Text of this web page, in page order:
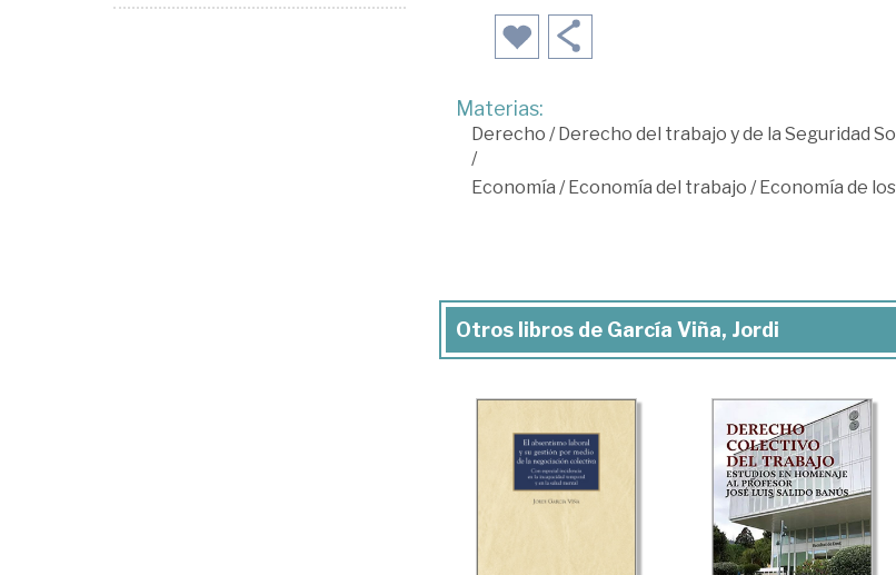
Materias:
Derecho /Derecho del trabajo y de la Seguridad
/
Economía /Economía del trabajo /Economía de
Otros libros de García Viña, Jordi